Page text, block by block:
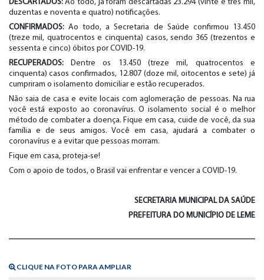
DESCARTADOS:Ao todo, já foram descartadas 23.294 (vinte e três mil,
duzentas e noventa e quatro) notificações.
CONFIRMADOS:Ao todo, a Secretaria de Saúde confirmou 13.450
(treze mil, quatrocentos e cinquenta) casos, sendo 365 (trezentos e
sessenta e cinco) óbitos por COVID-19.
RECUPERADOS:Dentre os 13.450 (treze mil, quatrocentos e
cinquenta) casos confirmados, 12.807 (doze mil, oitocentos e sete) já
cumpriram o isolamento domiciliar e estão recuperados.
Não saia de casa e evite locais com aglomeração de pessoas. Na rua
você está exposto ao coronavírus. O isolamento social é o melhor
método de combater a doença. Fique em casa, cuide de você, da sua
família e de seus amigos. Você em casa, ajudará a combater o
coronavírus e a evitar que pessoas morram.
Fique em casa, proteja-se!
Com o apoio de todos, o Brasil vai enfrentar e vencer a COVID-19.
SECRETARIA MUNICIPAL DA SAÚDE
PREFEITURA DO MUNICÍPIO DE LEME
CLIQUE NA FOTO PARA AMPLIAR